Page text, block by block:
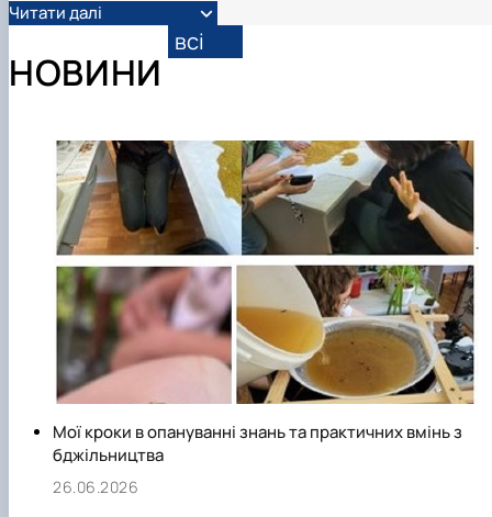
У складі кафедри є: доктори, професори – 2, кандидати
наук, доценти – 2, кандидатів наук, асистентів - 1,
завідувачі лабораторій – 2, майстер виробничого
Читати далі
НОВИНИ
всі
Мої кроки в опануванні знань та практичних вмінь з
бджільництва
26.06.2026